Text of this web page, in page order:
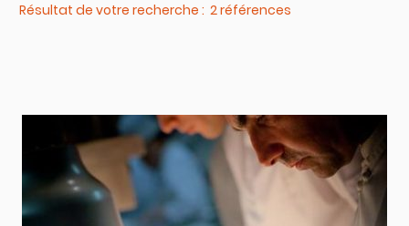
Résultat de votre recherche : 2 références